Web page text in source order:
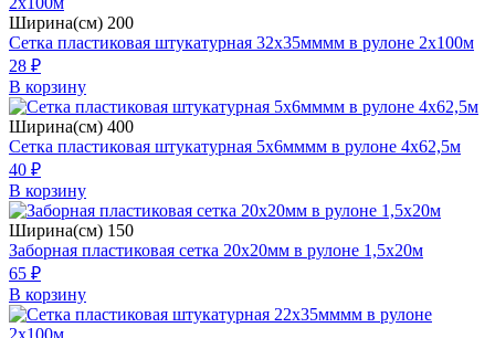
Ширина(см) 200
Сетка пластиковая штукатурная 32х35мммм в рулоне 2х100м
28 ₽
В корзину
Ширина(см) 400
Сетка пластиковая штукатурная 5х6мммм в рулоне 4х62,5м
40 ₽
В корзину
Ширина(см) 150
Заборная пластиковая сетка 20х20мм в рулоне 1,5х20м
65 ₽
В корзину